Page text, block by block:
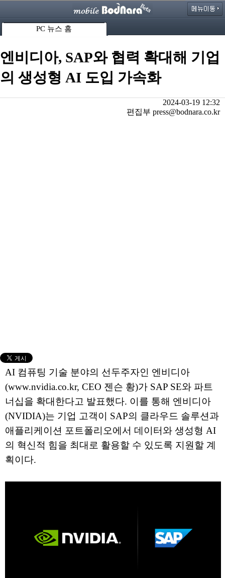
PC 뉴스 홈
엔비디아, SAP와 협력 확대해 기업
의 생성형 AI 도입 가속화
2024-03-19 12:32
편집부 press@bodnara.co.kr
AI 컴퓨팅 기술 분야의 선두주자인 엔비디아
(www.nvidia.co.kr, CEO 젠슨 황)가 SAP SE와 파트
너십을 확대한다고 발표했다. 이를 통해 엔비디아
(NVIDIA)는 기업 고객이 SAP의 클라우드 솔루션과
애플리케이션 포트폴리오에서 데이터와 생성형 AI
의 혁신적 힘을 최대로 활용할 수 있도록 지원할 계
획이다.